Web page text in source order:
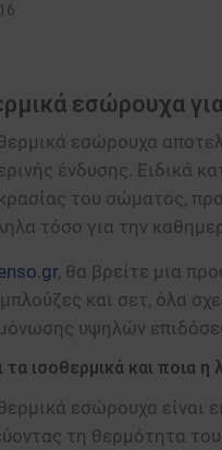
εσώρουχα
εσώρουχα
ένδυσης. Ειδικά
του σώματος,
τόσο για την
, θα βρείτε μια
και σετ, όλα
υψηλών
τα ισοθερμικά και ποια η
εσώρουχα είναι
τη θερμότητα